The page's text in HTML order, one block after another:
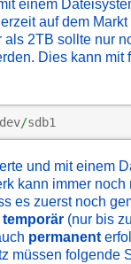
einem
auf dem
als 2TB sollte nur
Dies kann mit
dev/sdb1
und mit einem
kann immer noch
es zuerst noch
temporär (nur bis
permanent
müssen folgende